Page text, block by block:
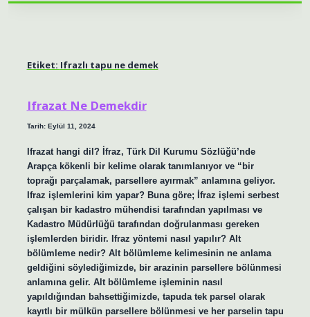
Etiket: Ifrazlı tapu ne demek
Ifrazat Ne Demekdir
Tarih: Eylül 11, 2024
Ifrazat hangi dil? İfraz, Türk Dil Kurumu Sözlüğü’nde
Arapça kökenli bir kelime olarak tanımlanıyor ve “bir
toprağı parçalamak, parsellere ayırmak” anlamına geliyor.
Ifraz işlemlerini kim yapar? Buna göre; İfraz işlemi serbest
çalışan bir kadastro mühendisi tarafından yapılması ve
Kadastro Müdürlüğü tarafından doğrulanması gereken
işlemlerden biridir. Ifraz yöntemi nasıl yapılır? Alt
bölümleme nedir? Alt bölümleme kelimesinin ne anlama
geldiğini söylediğimizde, bir arazinin parsellere bölünmesi
anlamına gelir. Alt bölümleme işleminin nasıl
yapıldığından bahsettiğimizde, tapuda tek parsel olarak
kayıtlı bir mülkün parsellere bölünmesi ve her parselin tapu